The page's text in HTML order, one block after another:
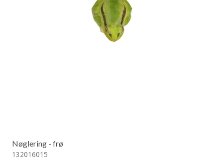
Nøglering - frø
132016015